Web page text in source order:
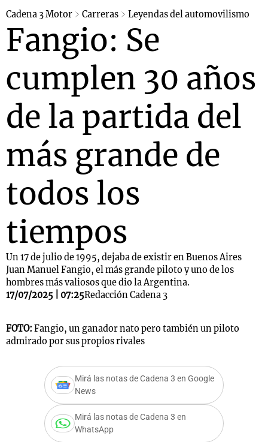
Cadena 3 Motor Carreras Leyendas del automovilismo
Fangio: Se
cumplen 30 años
de la partida del
más grande de
todos los
tiempos
Un 17 de julio de 1995, dejaba de existir en Buenos Aires
Juan Manuel Fangio, el más grande piloto y uno de los
hombres más valiosos que dio la Argentina.
17/07/2025 | 07:25Redacción Cadena 3
FOTO: Fangio, un ganador nato pero también un piloto
admirado por sus propios rivales
Mirá las notas de Cadena 3 en Google
News
Mirá las notas de Cadena 3 en
WhatsApp
Mundial 2026
Notas
La Sole en
Cadena 3